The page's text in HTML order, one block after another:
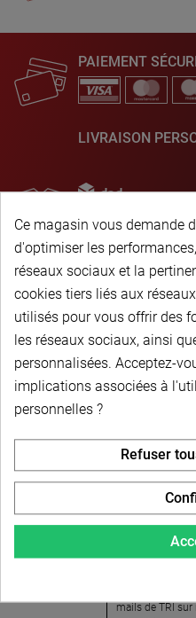
PAIEMENT
LIVRAISON
Newsletter
Pour recevoir
newsletter,
invitons à créer
client (cliquez
en haut à droite
cliquer sur « oui
mails de TRI sur
Ce magasin vous demande
d'optimiser les
réseaux sociaux et la
cookies tiers liés aux
utilisés pour vous offrir des
les réseaux sociaux, ainsi
personnalisées. Acceptez-
implications associées à
personnelles ?
Refuser